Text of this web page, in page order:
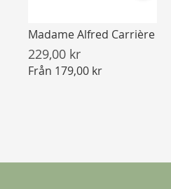
Madame Alfred Carrière
229,00 kr
Från 179,00 kr